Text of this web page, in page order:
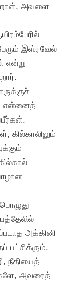
அவளை
இஸ்ரவேல்
என்று
என்னைத்
கில்காலிலும்
அக்கினி
பட்சிக்கும்.
நீதியைத்
அவரைத்